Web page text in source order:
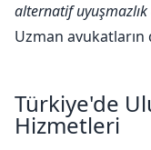
alternatif
Uzman avukatların
Türkiye'de
Hizmetleri